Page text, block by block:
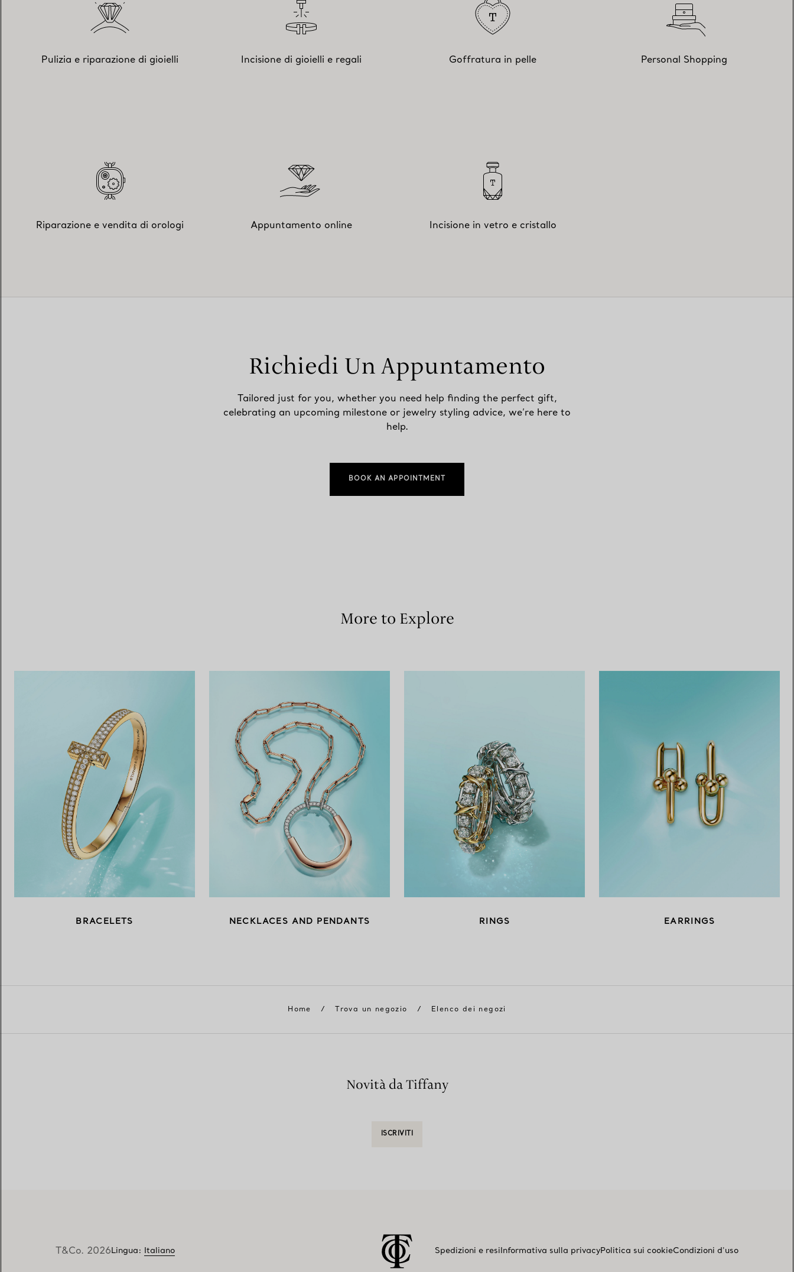
Pulizia e riparazione di gioielli Incisione di gioielli e regali Goffratura in pelle Personal Shopping
Riparazione e vendita di orologi Appuntamento online Incisione in vetro e cristallo
Richiedi Un Appuntamento
Tailored just for you, whether you need help finding the perfect gift,
celebrating an upcoming milestone or jewelry styling advice, we’re here to
help.
BOOK AN APPOINTMENT
More to Explore
BRACELETS NECKLACES AND PENDANTS RINGS EARRINGS
Home / Trova un negozio / Elenco dei negozi
Novità da Tiffany
ISCRIVITI
T&Co. 2026Lingua: Italiano Spedizioni e resiInformativa sulla privacyPolitica sui cookieCondizioni d'uso